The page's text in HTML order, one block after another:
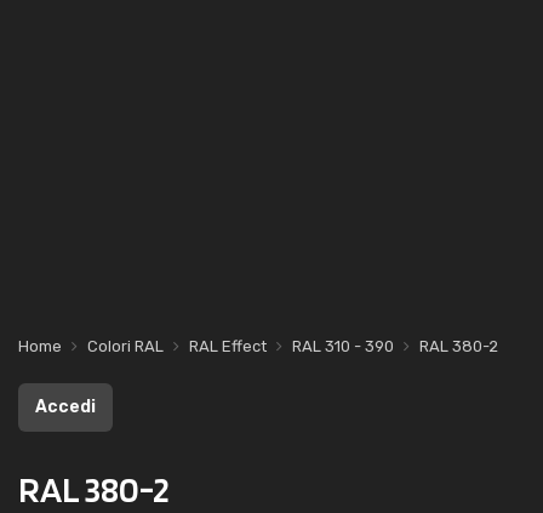
Home Colori RAL RAL Effect RAL 310 - 390 RAL 380-2
Accedi
RAL 380-2